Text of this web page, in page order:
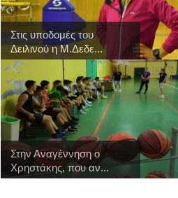
Στις υποδομές του
Δειλινού η Μ.Δεδε...
Στην Αναγέννηση ο
Χρηστάκης, που αν...